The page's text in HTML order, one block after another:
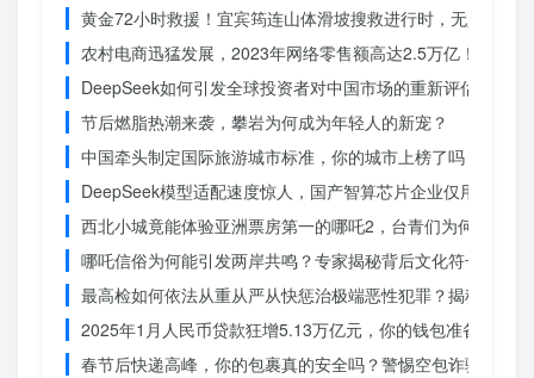
黄金72小时救援！宜宾筠连山体滑坡搜救进行时，无人机遥
农村电商迅猛发展，2023年网络零售额高达2.5万亿！你还在
DeepSeek如何引发全球投资者对中国市场的重新评估？
节后燃脂热潮来袭，攀岩为何成为年轻人的新宠？
中国牵头制定国际旅游城市标准，你的城市上榜了吗？
DeepSeek模型适配速度惊人，国产智算芯片企业仅用一周
西北小城竟能体验亚洲票房第一的哪吒2，台青们为何如此惊
哪吒信俗为何能引发两岸共鸣？专家揭秘背后文化符号的力量
最高检如何依法从重从严从快惩治极端恶性犯罪？揭秘重大
2025年1月人民币贷款狂增5.13万亿元，你的钱包准备好了吗
春节后快递高峰，你的包裹真的安全吗？警惕空包诈骗